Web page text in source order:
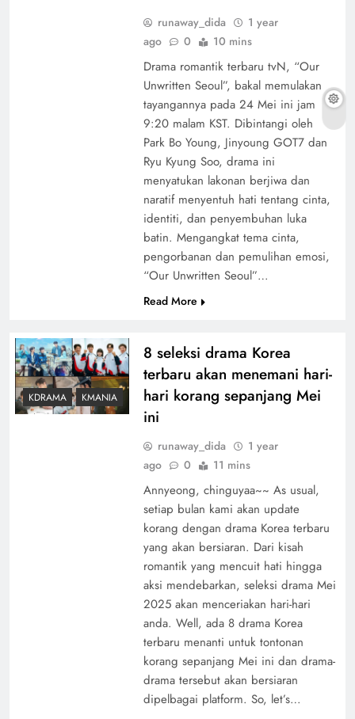
runaway_dida
1 year
ago
0 10 mins
Drama romantik terbaru tvN, “Our
Unwritten Seoul”, bakal memulakan
tayangannya pada 24 Mei ini jam
9:20 malam KST. Dibintangi oleh
Park Bo Young, Jinyoung GOT7 dan
Ryu Kyung Soo, drama ini
menyatukan lakonan berjiwa dan
naratif menyentuh hati tentang cinta,
identiti, dan penyembuhan luka
batin. Mengangkat tema cinta,
pengorbanan dan pemulihan emosi,
“Our Unwritten Seoul”…
Read More
KDRAMA KMANIA
8 seleksi drama Korea
terbaru akan menemani hari-
hari korang sepanjang Mei
ini
runaway_dida
1 year
ago
0 11 mins
Annyeong, chinguyaa~~ As usual,
setiap bulan kami akan update
korang dengan drama Korea terbaru
yang akan bersiaran. Dari kisah
romantik yang mencuit hati hingga
aksi mendebarkan, seleksi drama Mei
2025 akan menceriakan hari-hari
anda. Well, ada 8 drama Korea
terbaru menanti untuk tontonan
korang sepanjang Mei ini dan drama-
drama tersebut akan bersiaran
dipelbagai platform. So, let’s…